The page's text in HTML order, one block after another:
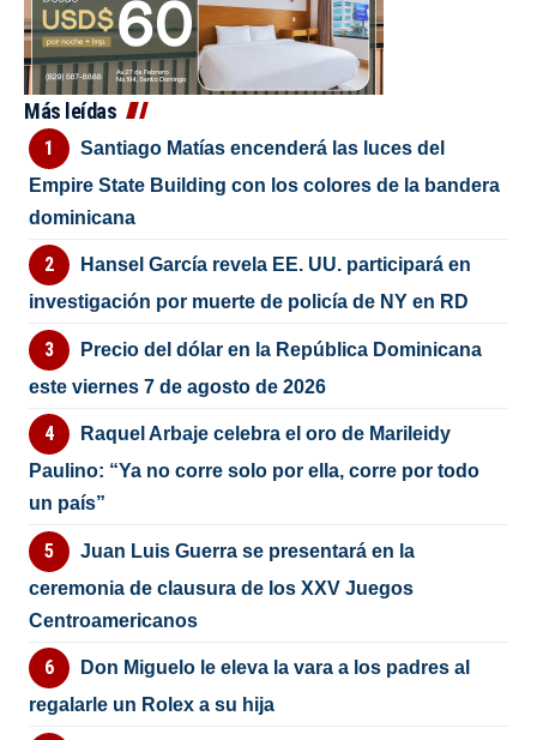
Más leídas
Santiago Matías encenderá las luces del
Empire State Building con los colores de la bandera
dominicana
Hansel García revela EE. UU. participará en
investigación por muerte de policía de NY en RD
Precio del dólar en la República Dominicana
este viernes 7 de agosto de 2026
Raquel Arbaje celebra el oro de Marileidy
Paulino: “Ya no corre solo por ella, corre por todo
un país”
Juan Luis Guerra se presentará en la
ceremonia de clausura de los XXV Juegos
Centroamericanos
Don Miguelo le eleva la vara a los padres al
regalarle un Rolex a su hija